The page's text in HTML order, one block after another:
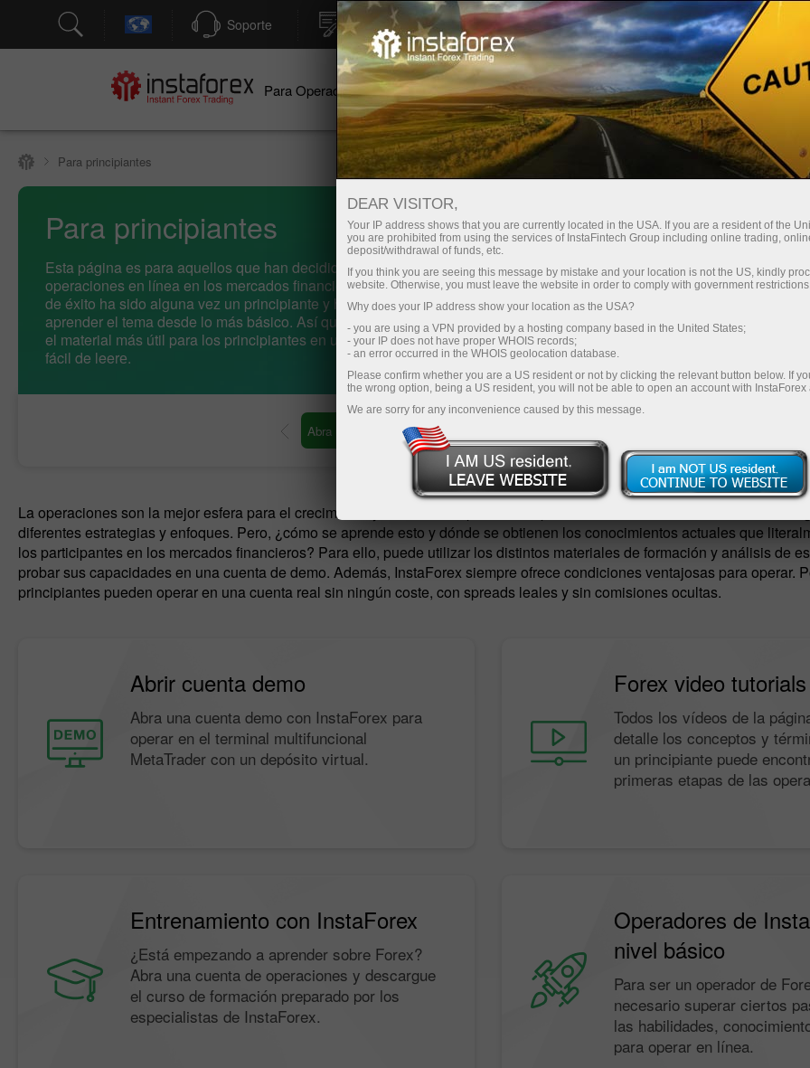
Soporte Apertura instantánea de la cuenta Plataforma comercial
Para Operadores Para Principiantes Para Inversionistas Para Socios
Para principiantes
Para principiantes
Esta página es para aquellos que han decidido dedicarse a las
operaciones en línea en los mercados financieros. Todo operador
de éxito ha sido alguna vez un principiante y ha empezado a
aprender el tema desde lo más básico. Así que hemos recopilado
el material más útil para los principiantes en un formato cómodo y
fácil de leerе.
Abra una cuenta de operaciones
La operaciones son la mejor esfera para el crecimiento y el desarrollo personal. Operar con instrumentos financieros le
diferentes estrategias y enfoques. Pero, ¿cómo se aprende esto y dónde se obtienen los conocimientos actuales que
los participantes en los mercados financieros? Para ello, puede utilizar los distintos materiales de formación y análisis de
probar sus capacidades en una cuenta de demo. Además, InstaForex siempre ofrece condiciones ventajosas para operar.
principiantes pueden operar en una cuenta real sin ningún coste, con spreads leales y sin comisiones ocultas.
Abrir cuenta demo
Abra una cuenta demo con InstaForex para
operar en el terminal multifuncional
MetaTrader con un depósito virtual.
Forex video tutorials
Todos los vídeos de la
detalle los conceptos y
un principiante puede
primeras etapas de las
Entrenamiento con InstaForex
¿Está empezando a aprender sobre Forex?
Abra una cuenta de operaciones y descargue
el curso de formación preparado por los
especialistas de InstaForex.
Operadores de
nivel básico
Para ser un operador de
necesario superar ciertos
las habilidades,
para operar en línea.
DEAR VISITOR,
Your IP address shows that you are currently located in the USA. If you are a resident of the
you are prohibited from using the services of InstaFintech Group including online trading,
deposit/withdrawal of funds, etc.
If you think you are seeing this message by mistake and your location is not the US, kindly
website. Otherwise, you must leave the website in order to comply with government
Why does your IP address show your location as the USA?
- you are using a VPN provided by a hosting company based in the United States;
- your IP does not have proper WHOIS records;
- an error occurred in the WHOIS geolocation database.
Please confirm whether you are a US resident or not by clicking the relevant button below. If
the wrong option, being a US resident, you will not be able to open an account with InstaForex
We are sorry for any inconvenience caused by this message.